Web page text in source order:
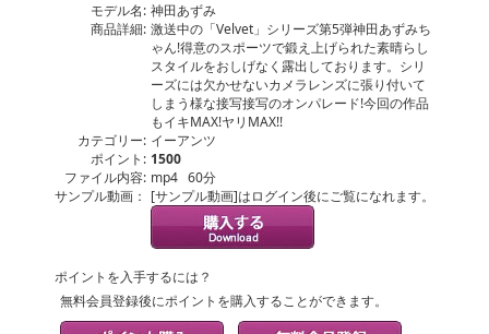
モデル名: 神田あずみ
商品詳細: 激送中の「Velvet」シリーズ第5弾神田あずみち
ゃん!得意のスポーツで鍛え上げられた素晴らし
スタイルをおしげなく露出しております。シリ
ーズには欠かせないカメラレンズに張り付いて
しまう様な接写接写のオンパレード!今回の作品
もイキMAX!ヤリMAX!!
カテゴリー: イーアンツ
ポイント: 1500
ファイル内容: mp4 60分
サンプル動画： [サンプル動画]はログイン後にご覧になれます。
ポイントを入手するには？
無料会員登録後にポイントを購入することができます。